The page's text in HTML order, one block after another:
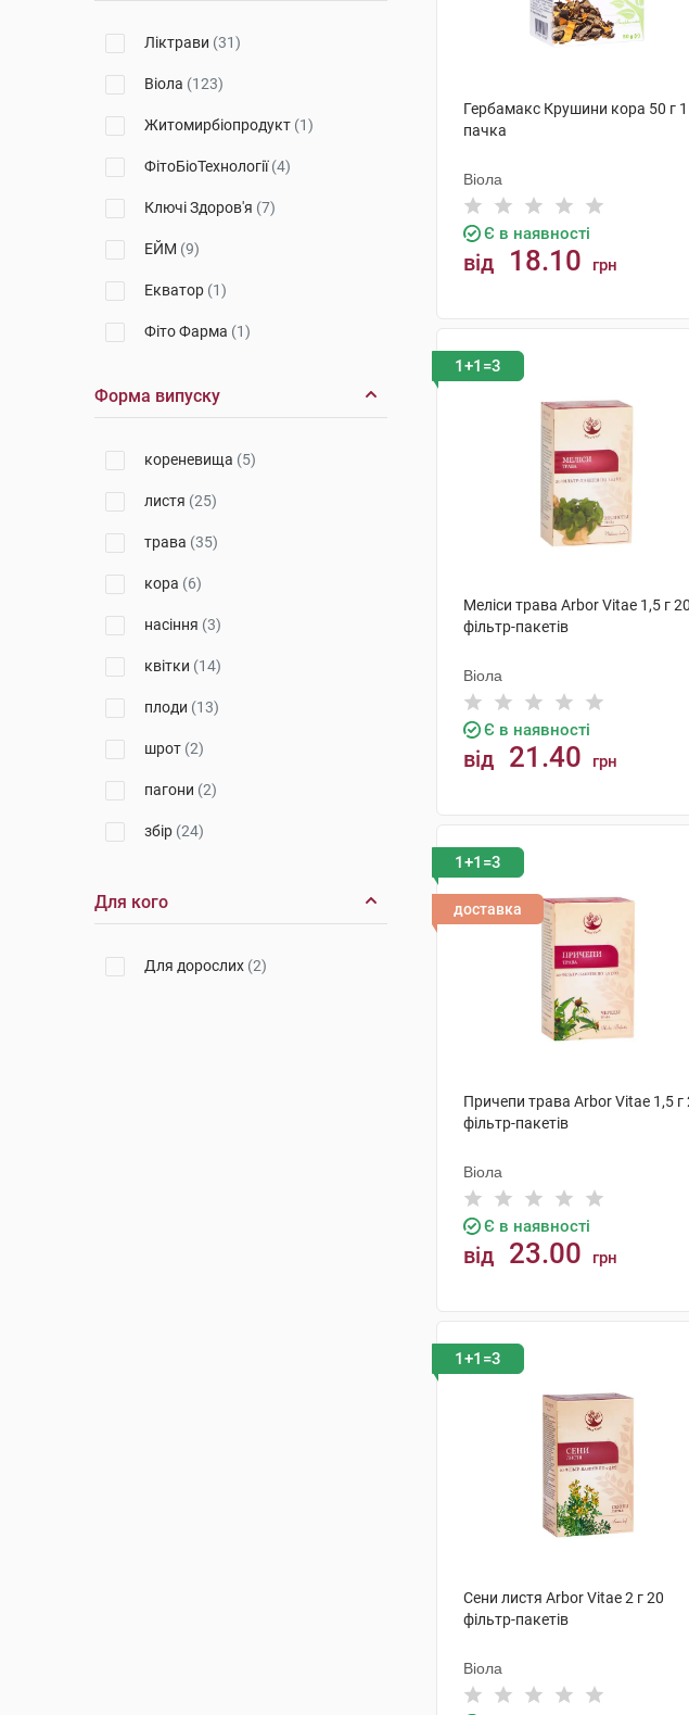
Ліктрави (31)
Віола (123)
Житомирбіопродукт (1)
ФітоБіоТехнології(4)
Ключі Здоров'я (7)
ЕЙМ (9)
Екватор (1)
Фіто Фарма (1)
Форма випуску
кореневища (5)
листя (25)
трава (35)
кора (6)
насіння (3)
квітки (14)
плоди (13)
шрот (2)
пагони (2)
збір (24)
листя і квітки
Для кого
Для дорослих (2)
Гербамакс Крушини кора 50 г 1
пачка
Віола
Є в наявності
від 18.10 грн
1+1=3
Меліси трава Arbor Vitae 1,5 г 20
фільтр-пакетів
Віола
Є в наявності
від 21.40 грн
1+1=3
доставка
Причепи трава Arbor Vitae 1,5 г
фільтр-пакетів
Віола
Є в наявності
від 23.00 грн
1+1=3
Сени листя Arbor Vitae 2 г 20
фільтр-пакетів
Віола